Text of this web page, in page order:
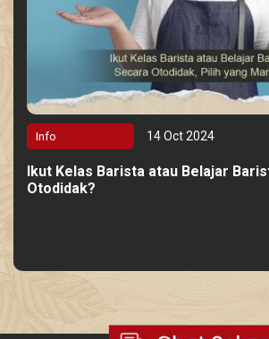
Info 14 Oct 2024
Ikut Kelas Barista atau Belajar
Otodidak?